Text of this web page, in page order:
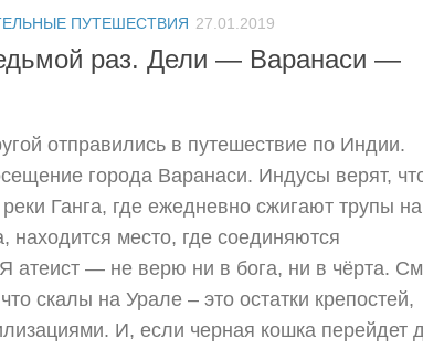
ПУТЕШЕСТВИЯ 27.01.2019
раз. Дели — Варанаси —
отправились в путешествие по Индии.
города Варанаси. Индусы верят,
Ганга, где ежедневно сжигают трупы на
находится место, где соединяются
атеист — не верю ни в бога, ни в чёрта.
скалы на Урале – это остатки крепостей,
И, если черная кошка перейдет